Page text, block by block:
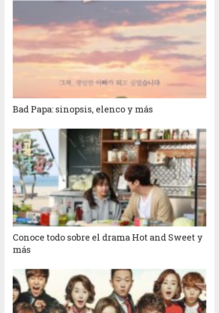
Bad Papa: sinopsis, elenco y más
Conoce todo sobre el drama Hot and Sweet y
más